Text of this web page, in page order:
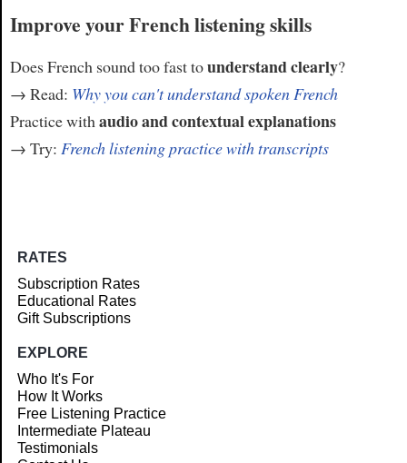
Improve your French listening skills
Does French sound too fast tounderstand clearly?
→ Read: Why you can't understand spoken French
Practice with audio and contextual explanations
→ Try: French listening practice with transcripts
RATES
Subscription Rates
Educational Rates
Gift Subscriptions
EXPLORE
Who It's For
How It Works
Free Listening Practice
Intermediate Plateau
Testimonials